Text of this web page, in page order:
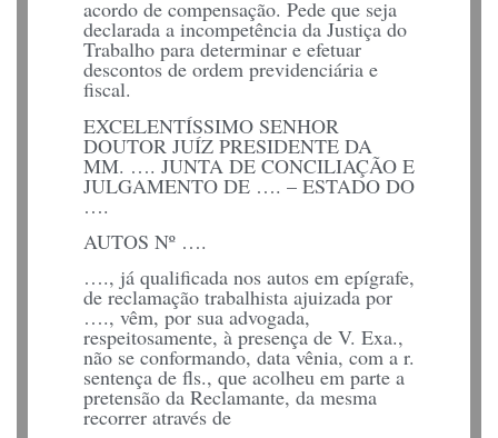
acordo de compensação. Pede que seja
declarada a incompetência da Justiça do
Trabalho para determinar e efetuar
descontos de ordem previdenciária e
fiscal.
EXCELENTÍSSIMO SENHOR
DOUTOR JUÍZ PRESIDENTE DA
MM. …. JUNTA DE CONCILIAÇÃO E
JULGAMENTO DE …. – ESTADO DO
….
AUTOS Nº ….
…., já qualificada nos autos em epígrafe,
de reclamação trabalhista ajuizada por
…., vêm, por sua advogada,
respeitosamente, à presença de V. Exa.,
não se conformando, data vênia, com a r.
sentença de fls., que acolheu em parte a
pretensão da Reclamante, da mesma
recorrer através de